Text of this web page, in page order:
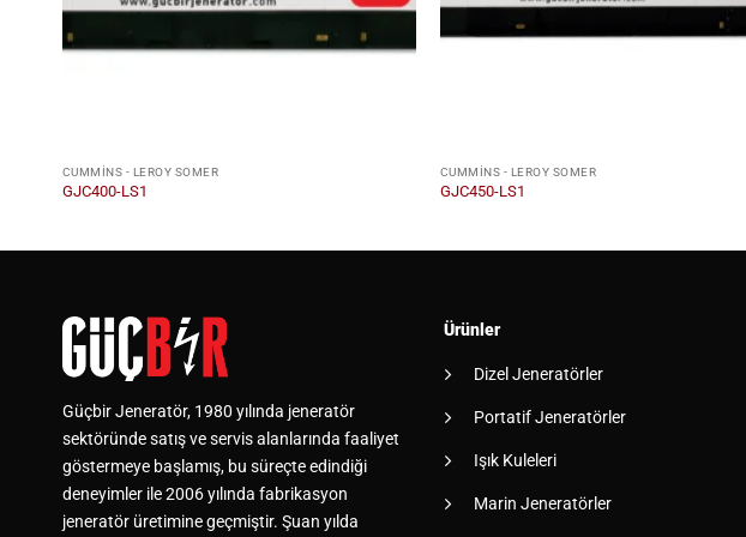
CUMMINS - LEROY SOMER
GJC400-LS1
CUMMINS - LEROY SOMER
GJC450-LS1
Güçbir Jeneratör, 1980 yılında jeneratör
sektöründe satış ve servis alanlarında faaliyet
göstermeye başlamış, bu süreçte edindiği
deneyimler ile 2006 yılında fabrikasyon
jeneratör üretimine geçmiştir. Şuan yılda
Ürünler
Dizel Jeneratörler
Portatif Jeneratörler
Işık Kuleleri
Marin Jeneratörler